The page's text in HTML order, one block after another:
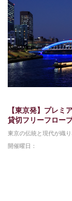
【東京発】プレミ
貸切フリーフロー
美食を独占する特
開催曜日：